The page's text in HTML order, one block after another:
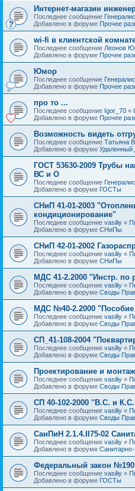
Интернет-магазин
Последнее сообщение
Добавлено в форуме Прочее
wi-fi в клиентской
Последнее сообщение Леонов
Добавлено в форуме Прочее
Юмор
Последнее сообщение
Добавлено в форуме Прочее
про то ...
Последнее сообщение Igor_70 «
Добавлено в форуме Прочее
Возможность видеть
Последнее сообщение Татьяна
Добавлено в форуме Удаленный
ГОСТ 53630-2009 Трубы
ВС и О
Последнее сообщение
Добавлено в форуме ГОСТы
СНиП 41-01-2003
кондиционирование"
Последнее сообщение vasiliy «
Добавлено в форуме СНиПы
СНиП 42-01-2002
Последнее сообщение vasiliy «
Добавлено в форуме СНиПы
МДС 41-2.2000 "Инстр. по
Последнее сообщение vasiliy «
Добавлено в форуме Своды
МДС №40-2.2000 "Пособие
Последнее сообщение vasiliy «
Добавлено в форуме Своды
СП_41-108-2004
Последнее сообщение vasiliy «
Добавлено в форуме Своды
Проектирование и
Последнее сообщение vasiliy «
Добавлено в форуме Своды
СП 40-102-2000 "В.С. и
Последнее сообщение vasiliy «
Добавлено в форуме Своды
СанПиН 2.1.4.II75-02
Последнее сообщение vasiliy «
Добавлено в форуме
Федеральный закон
Последнее сообщение vasiliy «
Добавлено в форуме ГОСТы